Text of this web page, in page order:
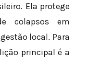
Ela protege
colapsos em
local. Para
principal é a